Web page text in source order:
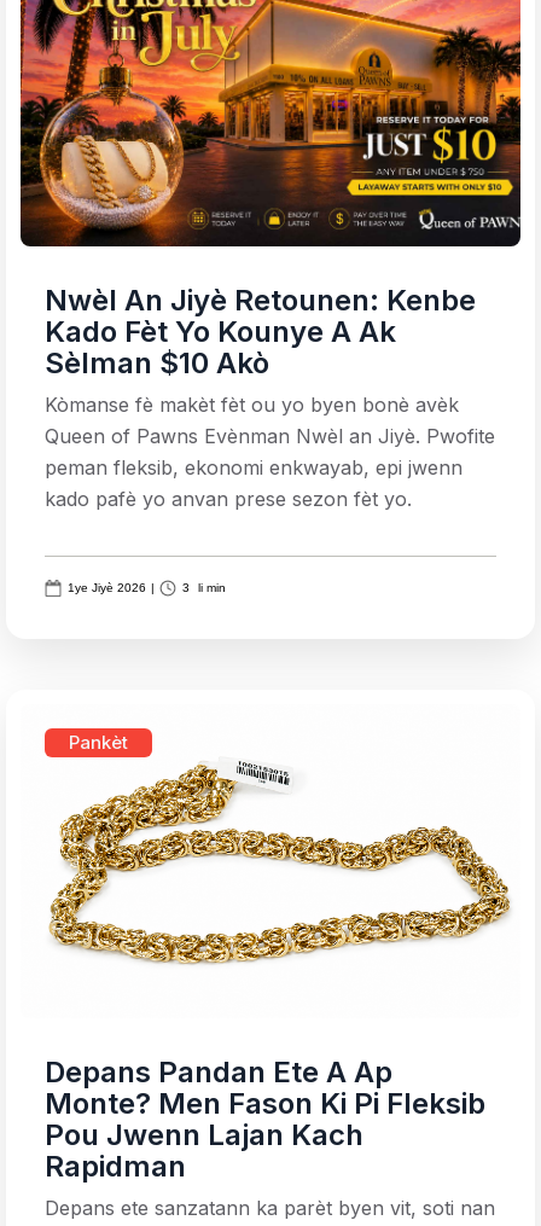
Nwèl An Jiyè Retounen: Kenbe
Kado Fèt Yo Kounye A Ak
Sèlman $10 Akò
Kòmanse fè makèt fèt ou yo byen bonè avèk
Queen of Pawns Evènman Nwèl an Jiyè. Pwofite
peman fleksib, ekonomi enkwayab, epi jwenn
kado pafè yo anvan prese sezon fèt yo.
1ye Jiyè 2026 | 3 li min
Pankèt
Depans Pandan Ete A Ap
Monte? Men Fason Ki Pi Fleksib
Pou Jwenn Lajan Kach
Rapidman
Depans ete sanzatann ka parèt byen vit, soti nan